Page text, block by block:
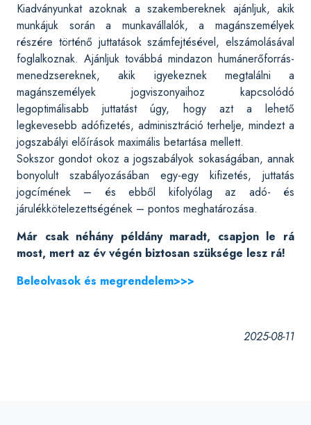
Kiadványunkat azoknak a szakembereknek ajánljuk, akik
munkájuk során a munkavállalók, a magánszemélyek
részére történő juttatások számfejtésével, elszámolásával
foglalkoznak. Ajánljuk továbbá mindazon humánerőforrás-
menedzsereknek, akik igyekeznek megtalálni a
magánszemélyek jogviszonyaihoz kapcsolódó
legoptimálisabb juttatást úgy, hogy azt a lehető
legkevesebb adófizetés, adminisztráció terhelje, mindezt a
jogszabályi előírások maximális betartása mellett.
Sokszor gondot okoz a jogszabályok sokaságában, annak
bonyolult szabályozásában egy-egy kifizetés, juttatás
jogcímének – és ebből kifolyólag az adó- és
járulékkötelezettségének – pontos meghatározása.
Már csak néhány példány maradt, csapjon le rá
most, mert az év végén biztosan szüksége lesz rá!
Beleolvasok és megrendelem>>>
2025-08-11